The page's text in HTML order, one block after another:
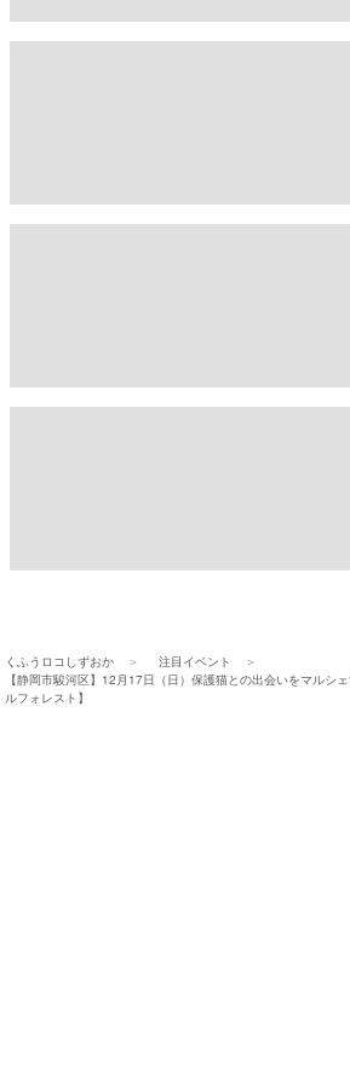
くふうロコしずおか
注目イベント
【静岡市駿河区】12月17日（日）保護猫との出会いをマルシ
ルフォレスト】